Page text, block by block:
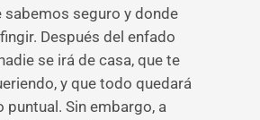
sabemos seguro y donde
Después del enfado
se irá de casa, que te
y que todo quedará
puntual. Sin embargo, a